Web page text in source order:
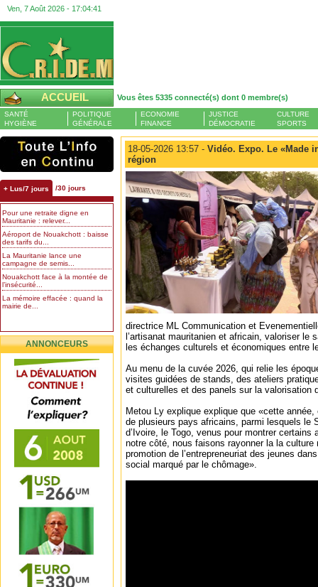
Ven, 7 Août 2026 - 17:04:42
ACCUEIL Vous êtes 5335 connecté(s) dont 0 membre(s)
SANTÉ
HYGIÈNE
POLITIQUE
GÉNÉRALE
ECONOMIE
FINANCE
JUSTICE
DÉMOCRATIE
CULTURE
SPORTS
+ Lus/7 jours /30 jours
Pour une retraite digne en
Mauritanie : relever...
Aéroport de Nouakchott : baisse
des tarifs du...
La Mauritanie lance une
campagne de semis...
Nouakchott face à la montée de
l’insécurité...
La mémoire effacée : quand la
mairie de...
ANNONCEURS
18-05-2026 13:57 - Vidéo. Expo. Le «Made
région
directrice ML Communication et
l’artisanat mauritanien et africain, valoriser le
les échanges culturels et économiques entre
Au menu de la cuvée 2026, qui relie les
visites guidées de stands, des ateliers
et culturelles et des panels sur la valorisation
Metou Ly explique explique que «cette
de plusieurs pays africains, parmi lesquels le
d’Ivoire, le Togo, venus pour montrer certains
notre côté, nous faisons rayonner la la culture
promotion de l’entrepreneuriat des jeunes
social marqué par le chômage».